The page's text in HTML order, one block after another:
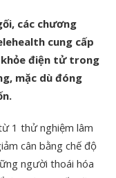
các chương
cung cấp
điện tử trong
mặc dù đóng
1 thử nghiệm lâm
cân bằng chế độ
người thoái hóa